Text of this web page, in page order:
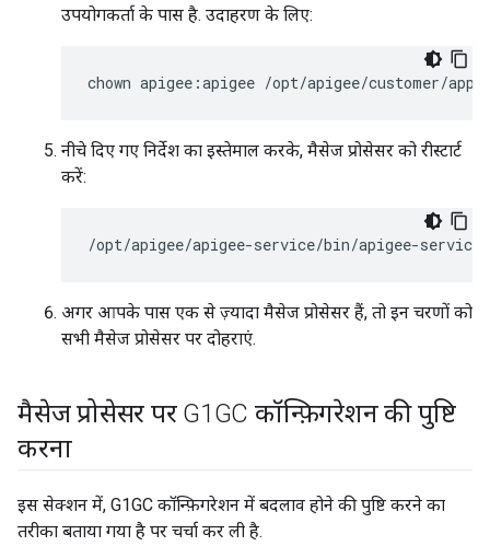
उपयोगकर्ता के पास है. उदाहरण के लिए:
chown apigee:apigee /opt/apigee/customer/
नीचे दिए गए निर्देश का इस्तेमाल करके, मैसेज प्रोसेसर को रीस्टार्ट
करें:
/opt/apigee/apigee-service/bin/apigee-service
अगर आपके पास एक से ज़्यादा मैसेज प्रोसेसर हैं, तो इन चरणों को
सभी मैसेज प्रोसेसर पर दोहराएं.
मैसेज प्रोसेसर पर G1GC कॉन्फ़िगरेशन की पुष्टि
करना
इस सेक्शन में, G1GC कॉन्फ़िगरेशन में बदलाव होने की पुष्टि करने का
तरीका बताया गया है पर चर्चा कर ली है.